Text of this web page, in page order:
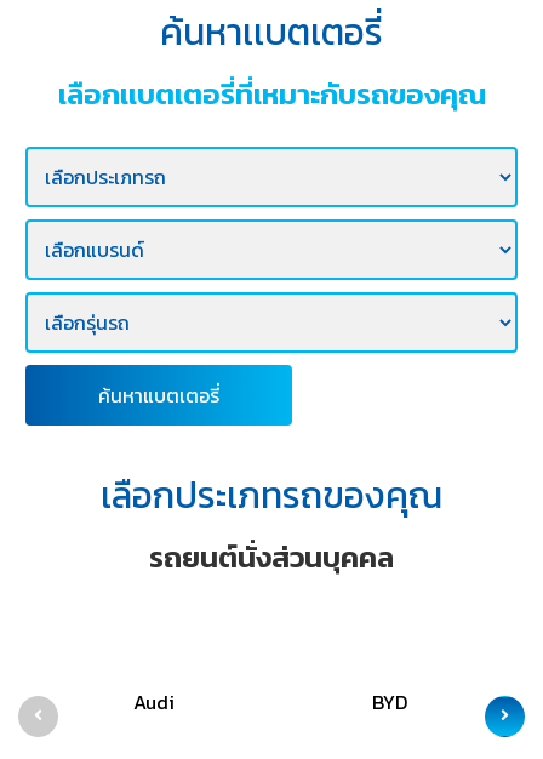
กับ
ติดต่อ
เรา
E-
BUSINESS
ค้นหาเเบตเตอรี่
เลือกเเบตเตอรี่ที่เหมาะกับรถของคุณ
ค้นหาแบตเตอรี่
เลือกประเภทรถของคุณ
รถยนต์นั่งส่วนบุคคล
Audi BYD